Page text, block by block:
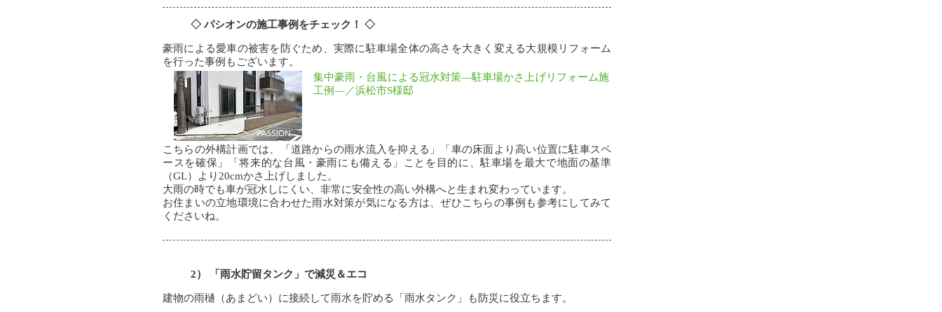
◇ パシオンの施工事例をチェック！ ◇
豪雨による愛車の被害を防ぐため、実際に駐車場全体の高さを大きく変える大規模リフォーム
を行った事例もございます。
集中豪雨・台風による冠水対策―駐車場かさ上げリフォーム施
工例―／浜松市S様邸
こちらの外構計画では、「道路からの雨水流入を抑える」「車の床面より高い位置に駐車スペ
ースを確保」「将来的な台風・豪雨にも備える」ことを目的に、駐車場を最大で地面の基準
（GL）より20cmかさ上げしました。
大雨の時でも車が冠水しにくい、非常に安全性の高い外構へと生まれ変わっています。
お住まいの立地環境に合わせた雨水対策が気になる方は、ぜひこちらの事例も参考にしてみて
くださいね。
2） 「雨水貯留タンク」で減災＆エコ
建物の雨樋（あまどい）に接続して雨水を貯める「雨水タンク」も防災に役立ちます。